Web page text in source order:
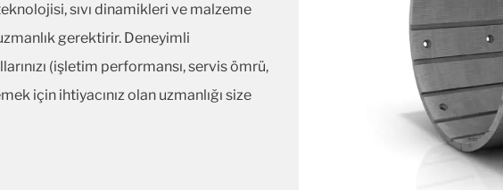
sıvı dinamikleri ve malzeme
gerektirir. Deneyimli
(işletim performansı, servis ömrü,
için ihtiyacınız olan uzmanlığı size